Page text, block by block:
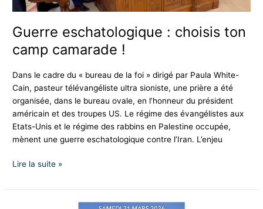
Guerre eschatologique : choisis ton
camp camarade !
Dans le cadre du « bureau de la foi » dirigé par Paula White-
Cain, pasteur télévangéliste ultra sioniste, une prière a été
organisée, dans le bureau ovale, en l’honneur du président
américain et des troupes US. Le régime des évangélistes aux
Etats-Unis et le régime des rabbins en Palestine occupée,
mènent une guerre eschatologique contre l’Iran. L’enjeu
Lire la suite »